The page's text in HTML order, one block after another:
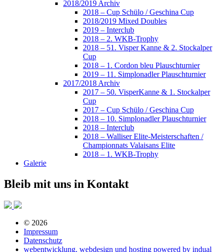
2018/2019 Archiv
2018 – Cup Schülo / Geschina Cup
2018/2019 Mixed Doubles
2019 – Interclub
2018 – 2. WKB-Trophy
2018 – 51. Visper Kanne & 2. Stockalper
Cup
2018 – 1. Cordon bleu Plauschturnier
2019 – 11. Simplonadler Plauschturnier
2017/2018 Archiv
2017 – 50. VisperKanne & 1. Stockalper
Cup
2017 – Cup Schülo / Geschina Cup
2018 – 10. Simplonadler Plauschturnier
2018 – Interclub
2018 – Walliser Elite-Meisterschaften /
Championnats Valaisans Elite
2018 – 1. WKB-Trophy
Galerie
Bleib mit uns in Kontakt
© 2026
Impressum
Datenschutz
webentwicklung, webdesign und hosting powered by indual